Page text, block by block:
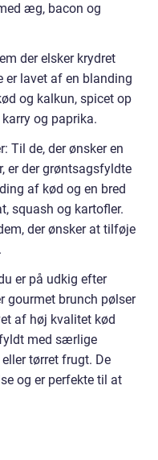
æg, bacon og
der elsker krydret
er lavet af en blanding
og kalkun, spicet op
og paprika.
Til de, der ønsker en
er der grøntsagsfyldte
af kød og en bred
squash og kartofler.
der ønsker at tilføje
er på udkig efter
gourmet brunch pølser
af høj kvalitet kød
med særlige
tørret frugt. De
og er perfekte til at